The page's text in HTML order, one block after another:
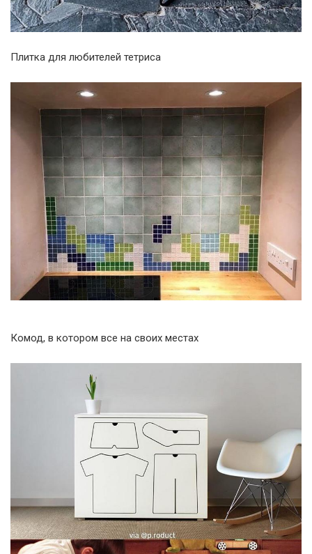
Плитка для любителей тетриса
Комод, в котором все на своих местах